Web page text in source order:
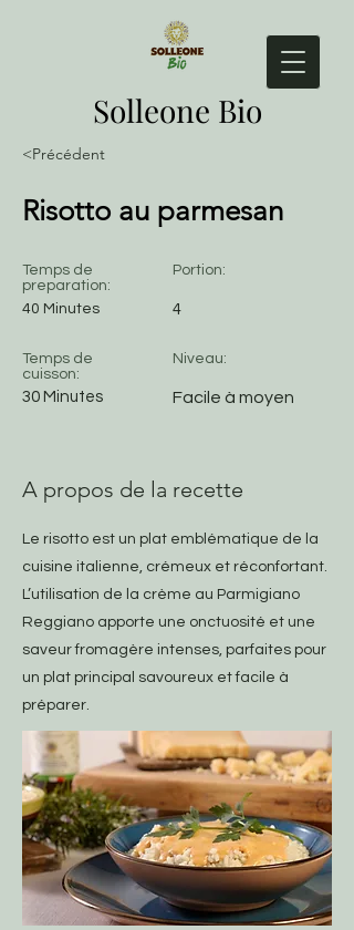
Solleone Bio
<Précédent
Risotto au parmesan
Temps de
preparation:
40 Minutes
Temps de
cuisson:
30 Minutes
Portion:
4
Niveau:
Facile à moyen
A propos de la recette
Le risotto est un plat emblématique de la
cuisine italienne, crémeux et réconfortant.
L’utilisation de la crème au Parmigiano
Reggiano apporte une onctuosité et une
saveur fromagère intenses, parfaites pour
un plat principal savoureux et facile à
préparer.